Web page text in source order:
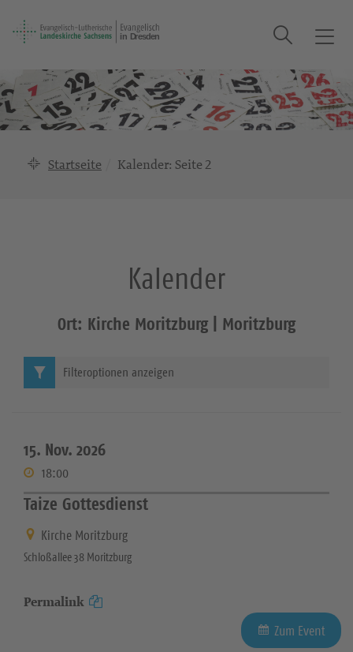
T
g
g
l
Suche
Startseite Kalender: Seite 2
Kalender
Ort: Kirche Moritzburg | Moritzburg
15. Nov. 2026
18:00
Taize Gottesdienst
Kirche Moritzburg
Schloßallee 38 Moritzburg
Permalink
Zum Event
Filteroptionen anzeigen